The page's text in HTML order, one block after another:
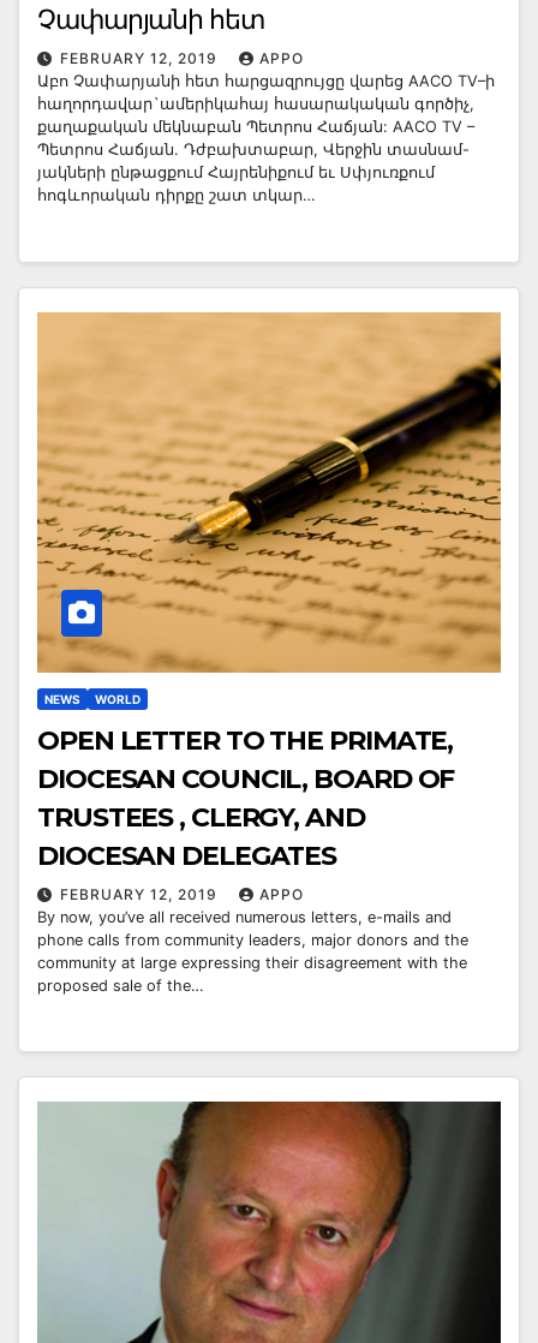
Չափարյանի հետ
FEBRUARY 12, 2019
APPO
Աբո Չափարյանի հետ հարցազրույցը վարեց AACO TV–ի
հաղորդավար`ամերիկահայ հասարակական գործիչ,
քաղաքական մեկնաբան Պետրոս Հաճյան: AACO TV –
Պետրոս Հաճյան. Դժբախտաբար, Վերջին տասնամ-
յակների ընթացքում Հայրենիքում եւ Սփյուռքում
հոգևորական դիրքը շատ տկար…
NEWS WORLD
OPEN LETTER TO THE PRIMATE,
DIOCESAN COUNCIL, BOARD OF
TRUSTEES , CLERGY, AND
DIOCESAN DELEGATES
FEBRUARY 12, 2019
APPO
By now, you’ve all received numerous letters, e-mails and
phone calls from community leaders, major donors and the
community at large expressing their disagreement with the
proposed sale of the…